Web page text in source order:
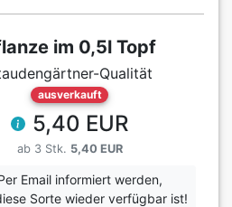
im 0,5l Topf
Qualität
ausverkauft
5,40 EUR
ab 3 Stk. 5,40 EUR
Email informiert werden,
Sorte wieder verfügbar ist!